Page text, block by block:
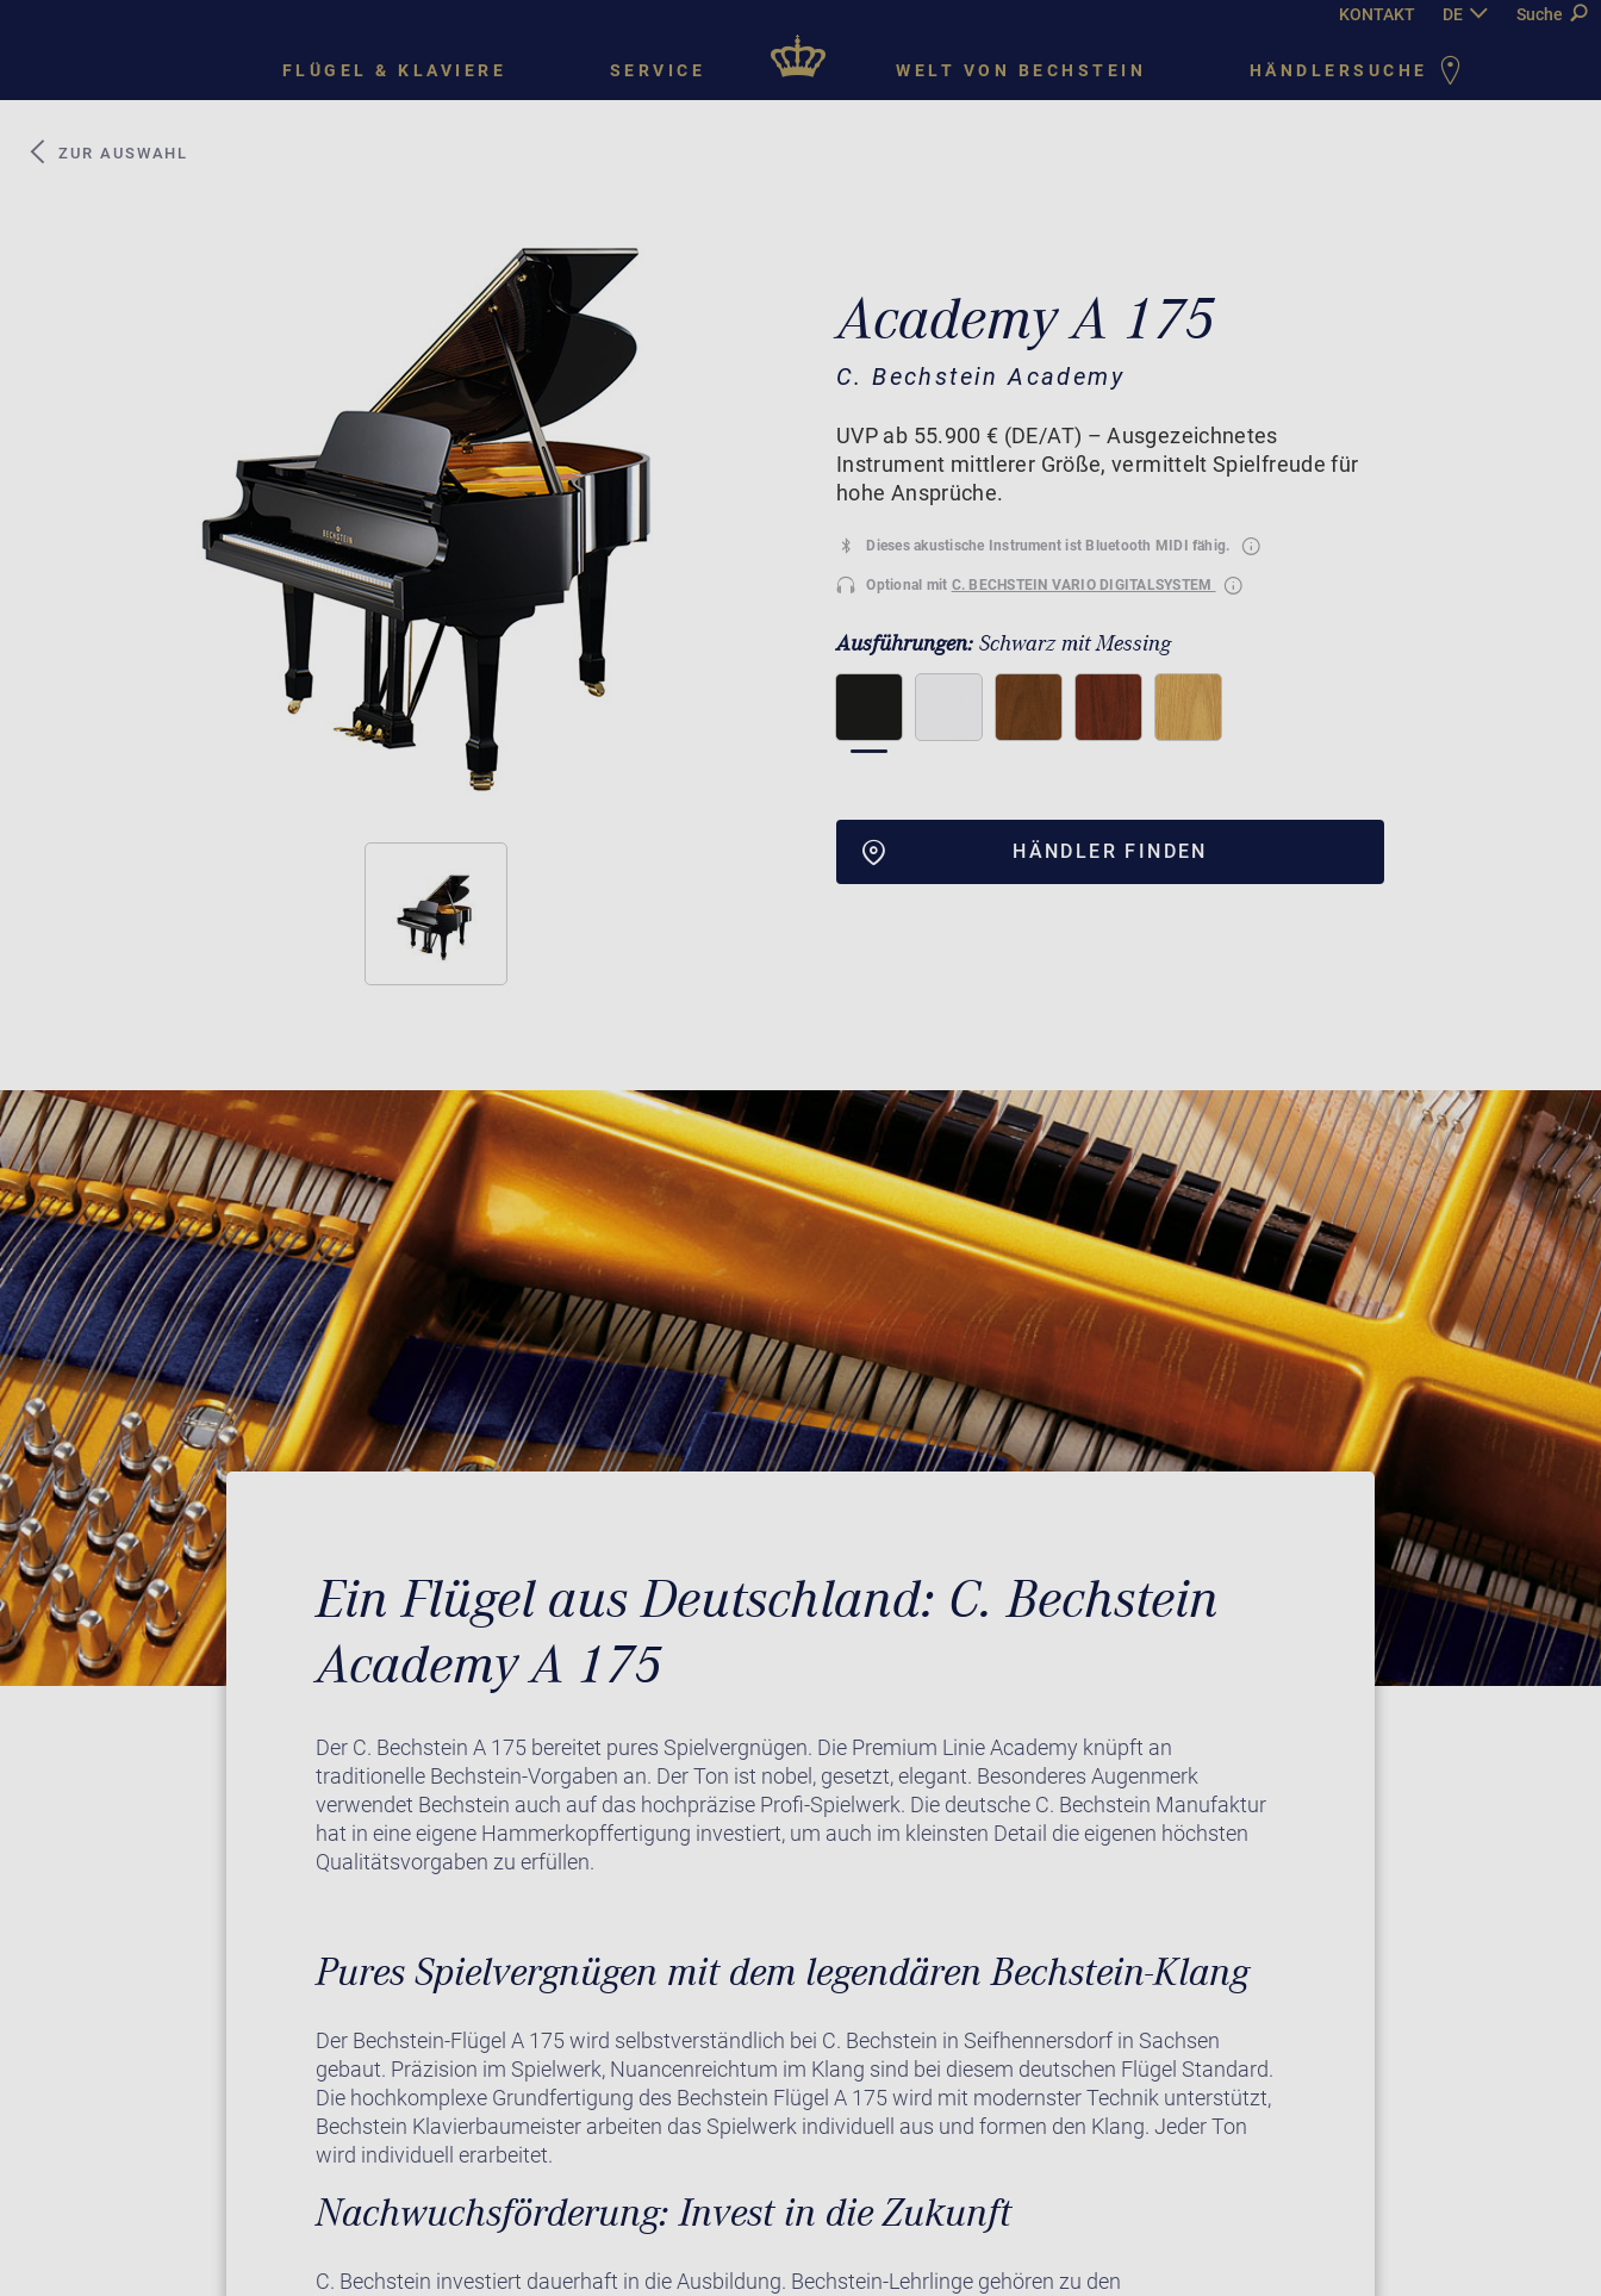
KONTAKT DE EN FR PY
Suche
FLÜGEL & KLAVIERE SERVICE WELT VON BECHSTEIN HÄNDLERSUCHE
ZUR AUSWAHL
Academy A 175
C. Bechstein Academy
UVP ab 55.900 € (DE/AT) – Ausgezeichnetes
Instrument mittlerer Größe, vermittelt Spielfreude für
hohe Ansprüche.
Dieses akustische Instrument ist Bluetooth MIDI fähig.
Optional mit C. BECHSTEIN VARIO DIGITALSYSTEM
Ausführungen: Schwarz mit Messing
HÄNDLER FINDEN
Ein Flügel aus Deutschland: C. Bechstein
Academy A 175
Der C. Bechstein A 175 bereitet pures Spielvergnügen. Die Premium Linie Academy knüpft an
traditionelle Bechstein-Vorgaben an. Der Ton ist nobel, gesetzt, elegant. Besonderes Augenmerk
verwendet Bechstein auch auf das hochpräzise Profi-Spielwerk. Die deutsche C. Bechstein Manufaktur
hat in eine eigene Hammerkopffertigung investiert, um auch im kleinsten Detail die eigenen höchsten
Qualitätsvorgaben zu erfüllen.
Pures Spielvergnügen mit dem legendären Bechstein-Klang
Der Bechstein-Flügel A 175 wird selbstverständlich bei C. Bechstein in Seifhennersdorf in Sachsen
gebaut. Präzision im Spielwerk, Nuancenreichtum im Klang sind bei diesem deutschen Flügel Standard.
Die hochkomplexe Grundfertigung des Bechstein Flügel A 175 wird mit modernster Technik unterstützt,
Bechstein Klavierbaumeister arbeiten das Spielwerk individuell aus und formen den Klang. Jeder Ton
wird individuell erarbeitet.
Nachwuchsförderung: Invest in die Zukunft
C. Bechstein investiert dauerhaft in die Ausbildung. Bechstein-Lehrlinge gehören zu den